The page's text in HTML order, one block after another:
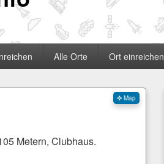
Alle Orte Ort einreichen
✜ Map
Metern, Clubhaus.